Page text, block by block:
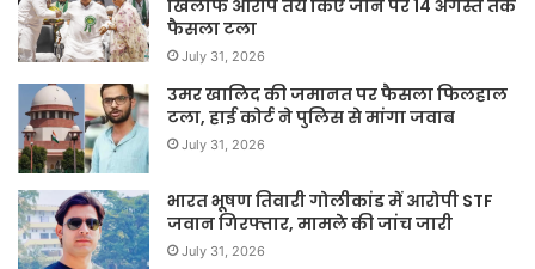
खिलाफ आरोप तय किए जाने पर 14 अगस्त तक
फैसला टला
July 31, 2026
उमर खालिद की जमानत पर फैसला फिलहाल
टला, हाई कोर्ट ने पुलिस से मांगा जवाब
July 31, 2026
भारत भूषण तिवारी गोलीकांड में आरोपी STF
जवान गिरफ्तार, मामले की जांच जारी
July 31, 2026